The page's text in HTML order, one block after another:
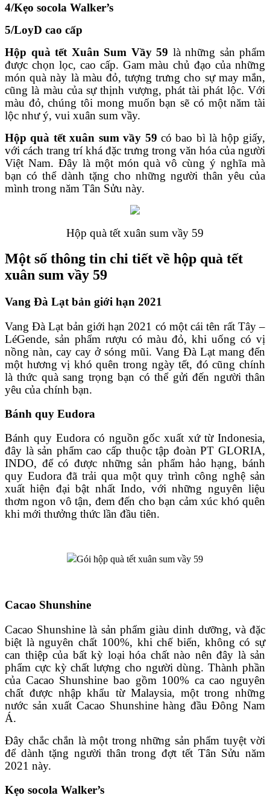
4/Kẹo socola Walker’s
5/LoyD cao cấp
Hộp quà tết Xuân Sum Vầy 59 là những sản phẩm
được chọn lọc, cao cấp. Gam màu chủ đạo của những
món quà này là màu đỏ, tượng trưng cho sự may mắn,
cũng là màu của sự thịnh vượng, phát tài phát lộc. Với
màu đỏ, chúng tôi mong muốn bạn sẽ có một năm tài
lộc như ý, vui xuân sum vầy.
Hộp quà tết xuân sum vầy 59 có bao bì là hộp giấy,
với cách trang trí khá đặc trưng trong văn hóa của người
Việt Nam. Đây là một món quà vô cùng ý nghĩa mà
bạn có thể dành tặng cho những người thân yêu của
mình trong năm Tân Sửu này.
Hộp quà tết xuân sum vầy 59
Một số thông tin chi tiết về hộp quà tết
xuân sum vầy 59
Vang Đà Lạt bản giới hạn 2021
Vang Đà Lạt bản giới hạn 2021 có một cái tên rất Tây –
LéGende, sản phẩm rượu có màu đỏ, khi uống có vị
nồng nàn, cay cay ở sóng mũi. Vang Đà Lạt mang đến
một hương vị khó quên trong ngày tết, đó cũng chính
là thức quà sang trọng bạn có thể gửi đến người thân
yêu của chính bạn.
Bánh quy Eudora
Bánh quy Eudora có nguồn gốc xuất xứ từ Indonesia,
đây là sản phẩm cao cấp thuộc tập đoàn PT GLORIA,
INDO, để có được những sản phẩm hảo hạng, bánh
quy Eudora đã trải qua một quy trình công nghệ sản
xuất hiện đại bật nhất Indo, với những nguyên liệu
thơm ngon vô tận, đem đến cho bạn cảm xúc khó quên
khi mới thưởng thức lần đầu tiên.
Gói hộp quà tết xuân sum vầy 59
Cacao Shunshine
Cacao Shunshine là sản phẩm giàu dinh dưỡng, và đặc
biệt là nguyên chất 100%, khi chế biến, không có sự
can thiệp của bất kỳ loại hóa chất nào nên đây là sản
phẩm cực kỳ chất lượng cho người dùng. Thành phần
của Cacao Shunshine bao gồm 100% ca cao nguyên
chất được nhập khẩu từ Malaysia, một trong những
nước sản xuất Cacao Shunshine hàng đầu Đông Nam
Á.
Đây chắc chắn là một trong những sản phẩm tuyệt vời
để dành tặng người thân trong đợt tết Tân Sửu năm
2021 này.
Kẹo socola Walker’s